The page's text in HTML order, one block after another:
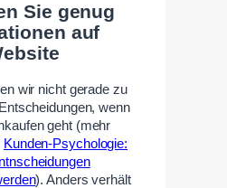
Sie genug
auf
wir nicht gerade zu
wenn
geht (mehr
Kunden-Psychologie:
). Anders verhält